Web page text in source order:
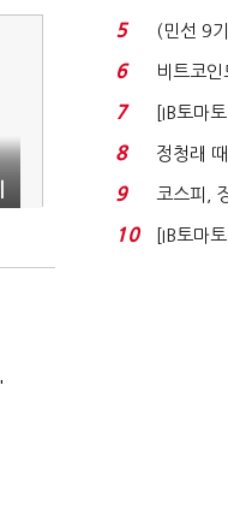
국전쟁’
5
(민선 9
격…추미
6
비트코
처분' 기
7
[IB토마
닥 벌점
8
정청래
최측근'
9
코스피,
시도
10
[IB토마